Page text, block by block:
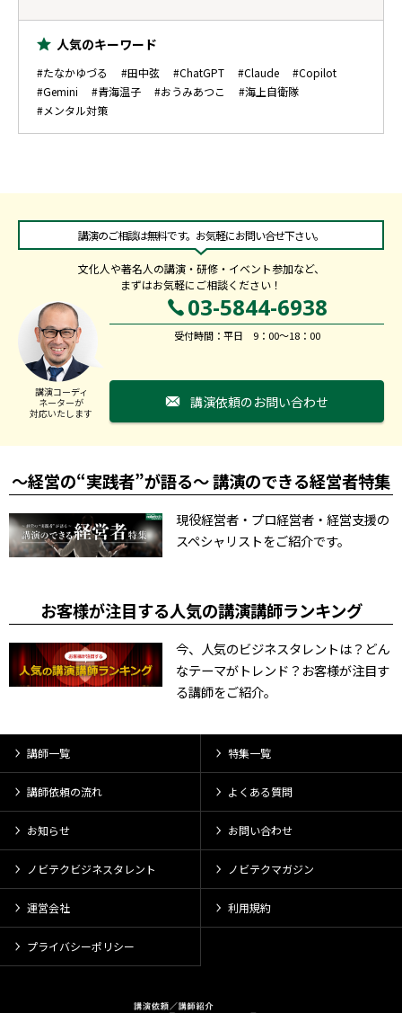
人気のキーワード
#たなかゆづる #田中弦 #ChatGPT #Claude
#Copilot
#Gemini
#青海温子 #おうみあつこ
#海上自衛隊
#メンタル対策
講演のご相談は無料です。お気軽にお問い合せ下さい。
文化人や著名人の講演・研修・イベント参加など、
まずはお気軽にご相談ください！
講演コーディ
ネーターが
対応いたします
03-5844-6938
受付時間：平日 9：00～18：00
講演依頼のお問い合わせ
～経営の“実践者”が語る～ 講演のできる経営者特集
現役経営者・プロ経営者・経営支援の
スペシャリストをご紹介です。
お客様が注目する人気の講演講師ランキング
今、人気のビジネスタレントは？どん
なテーマがトレンド？お客様が注目す
る講師をご紹介。
講師一覧 特集一覧
講師依頼の流れ よくある質問
お知らせ お問い合わせ
ノビテクビジネスタレント ノビテクマガジン
運営会社 利用規約
プライバシーポリシー